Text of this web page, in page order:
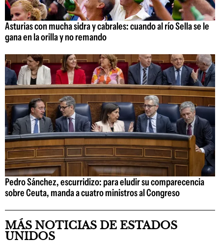
Asturias con mucha sidra y cabrales: cuando al río Sella se le
gana en la orilla y no remando
Pedro Sánchez, escurridizo: para eludir su comparecencia
sobre Ceuta, manda a cuatro ministros al Congreso
MÁS NOTICIAS DE ESTADOS
UNIDOS